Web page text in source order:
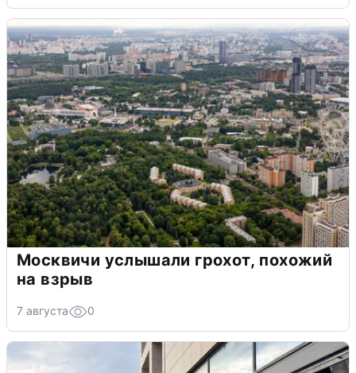
Москвичи услышали грохот, похожий
на взрыв
7 августа 0